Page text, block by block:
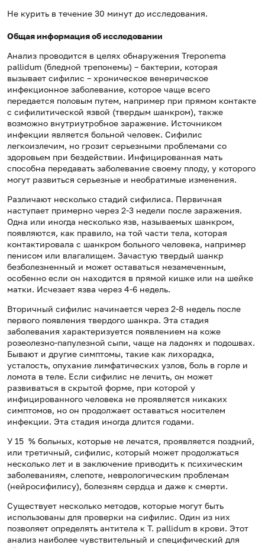
Не курить в течение 30 минут до исследования.
Общая информация об исследовании
Анализ проводится в целях обнаружения Treponema
pallidum (бледной трепонемы) – бактерии, которая
вызывает сифилис – хроническое венерическое
инфекционное заболевание, которое чаще всего
передается половым путем, например при прямом контакте
с сифилитической язвой (твердым шанкром), также
возможно внутриутробное заражение. Источником
инфекции является больной человек. Сифилис
легкоизлечим, но грозит серьезными проблемами со
здоровьем при бездействии. Инфицированная мать
способна передавать заболевание своему плоду, у которого
могут развиться серьезные и необратимые изменения.
Различают несколько стадий сифилиса. Первичная
наступает примерно через 2-3 недели после заражения.
Одна или иногда несколько язв, называемых шанкром,
появляются, как правило, на той части тела, которая
контактировала с шанкром больного человека, например
пенисом или влагалищем. Зачастую твердый шанкр
безболезненный и может оставаться незамеченным,
особенно если он находится в прямой кишке или на шейке
матки. Исчезает язва через 4-6 недель.
Вторичный сифилис начинается через 2-8 недель после
первого появления твердого шанкра. Эта стадия
заболевания характеризуется появлением на коже
розеолезно-папулезной сыпи, чаще на ладонях и подошвах.
Бывают и другие симптомы, такие как лихорадка,
усталость, опухание лимфатических узлов, боль в горле и
ломота в теле. Если сифилис не лечить, он может
развиваться в скрытой форме, при которой у
инфицированного человека не проявляется никаких
симптомов, но он продолжает оставаться носителем
инфекции. Эта стадия иногда длится годами.
У 15 % больных, которые не лечатся, проявляется поздний,
или третичный, сифилис, который может продолжаться
несколько лет и в заключение приводить к психическим
заболеваниям, слепоте, неврологическим проблемам
(нейросифилису), болезням сердца и даже к смерти.
Существует несколько методов, которые могут быть
использованы для проверки на сифилис. Один из них
позволяет определять антитела к T. pallidum в крови. Этот
анализ наиболее чувствительный и специфический для